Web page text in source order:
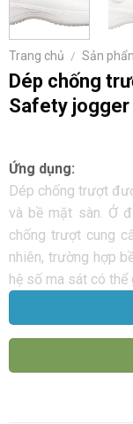
Trang chủ / Sản
Dép chống
Safety jogger
Ứng dụng:
Dép chống trượt
và bề mặt sàn. Ở
chống trượt cung
nhiên, trường hợp
hệ số ma sát có thể